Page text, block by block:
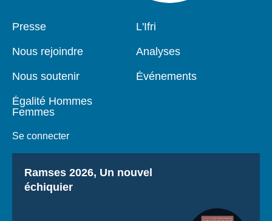
Pied
Presse
Nous rejoindre
Nous soutenir
Égalité Hommes
Femmes
Se connecter
Navigation
L'Ifri
Analyses
Événements
Titre
Ramses 2026, Un nouvel
échiquier